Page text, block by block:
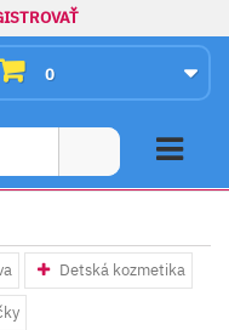
0
Detská kozmetika